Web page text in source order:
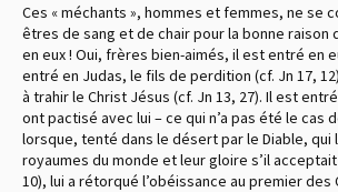
Ces « méchants », hommes et femmes, ne se
êtres de sang et de chair pour la bonne raison
en eux ! Oui, frères bien-aimés, il est entré en
entré en Judas, le fils de perdition (cf. Jn 17,
à trahir le Christ Jésus (cf. Jn 13, 27). Il est
ont pactisé avec lui – ce qui n’a pas été le cas
lorsque, tenté dans le désert par le Diable, qui
royaumes du monde et leur gloire s’il
10), lui a rétorqué l’obéissance au premier des